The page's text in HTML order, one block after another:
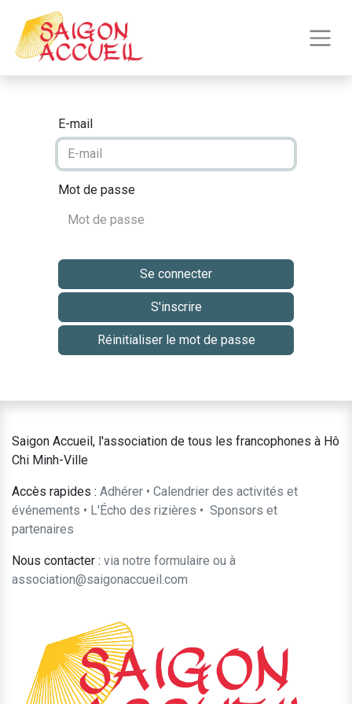
E-mail
Mot de passe
Se connecter
S'inscrire
Réinitialiser le mot de passe
Saigon Accueil, l'association de tous les francophones à Hô
Chi Minh-Ville
Accès rapides : Adhérer • Calendrier des activités et
événements • L'Écho des rizières • ​Sponsors et
partenaires​​
Nous contacter : ​via notre formulaire ou à
association@saigonaccueil.com